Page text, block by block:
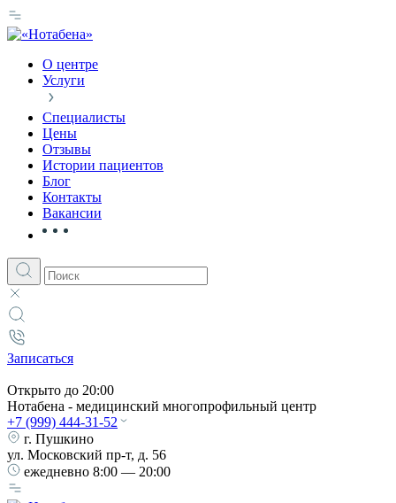
О центре
Услуги
Специалисты
Цены
Отзывы
Истории пациентов
Блог
Контакты
Вакансии
Записаться
Открыто до 20:00
Нотабена - медицинский многопрофильный центр
+7 (999) 444-31-52
г. Пушкино
ул. Московский пр-т, д. 56
ежедневно 8:00 — 20:00